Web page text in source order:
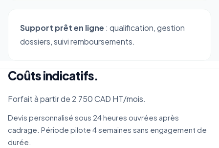
Support prêt en ligne : qualification, gestion
dossiers, suivi remboursements.
Coûts indicatifs.
Forfait à partir de 2 750 CAD HT/mois.
Devis personnalisé sous 24 heures ouvrées après
cadrage. Période pilote 4 semaines sans engagement de
durée.